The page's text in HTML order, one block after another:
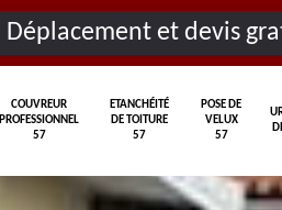
Déplacement et devis
COUVREUR
PROFESSIONNEL
57
ETANCHÉITÉ
DE TOITURE
57
POSE DE
VELUX
57